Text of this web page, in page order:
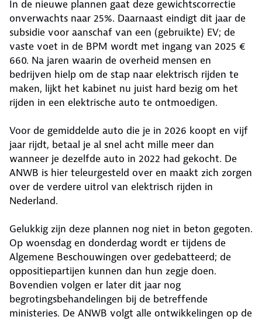
In de nieuwe plannen gaat deze gewichtscorrectie
onverwachts naar 25%. Daarnaast eindigt dit jaar de
subsidie voor aanschaf van een (gebruikte) EV; de
vaste voet in de BPM wordt met ingang van 2025 €
660. Na jaren waarin de overheid mensen en
bedrijven hielp om de stap naar elektrisch rijden te
maken, lijkt het kabinet nu juist hard bezig om het
rijden in een elektrische auto te ontmoedigen.
Voor de gemiddelde auto die je in 2026 koopt en vijf
jaar rijdt, betaal je al snel acht mille meer dan
wanneer je dezelfde auto in 2022 had gekocht. De
ANWB is hier teleurgesteld over en maakt zich zorgen
over de verdere uitrol van elektrisch rijden in
Nederland.
Gelukkig zijn deze plannen nog niet in beton gegoten.
Op woensdag en donderdag wordt er tijdens de
Algemene Beschouwingen over gedebatteerd; de
oppositiepartijen kunnen dan hun zegje doen.
Bovendien volgen er later dit jaar nog
begrotingsbehandelingen bij de betreffende
ministeries. De ANWB volgt alle ontwikkelingen op de